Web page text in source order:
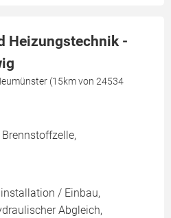
Heizungstechnik -
(15km von 24534
/ Einbau,
Abgleich,